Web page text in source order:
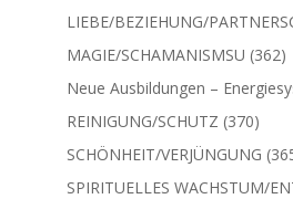
LIEBE/BEZIEHUNG/
MAGIE/SCHAMANISMSU 362
Neue Ausbildungen –
REINIGUNG/SCHUTZ 370370
SCHÖNHEIT/VERJÜNGUNG
SPIRITUELLES WACHSTUM/